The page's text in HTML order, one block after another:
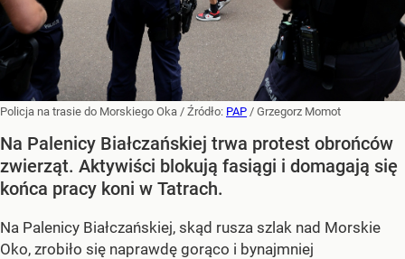
Policja na trasie do Morskiego Oka / Źródło: PAP / Grzegorz Momot
Na Palenicy Białczańskiej trwa protest obrońców
zwierząt. Aktywiści blokują fasiągi i domagają się
końca pracy koni w Tatrach.
Na Palenicy Białczańskiej, skąd rusza szlak nad Morskie
Oko, zrobiło się naprawdę gorąco i bynajmniej